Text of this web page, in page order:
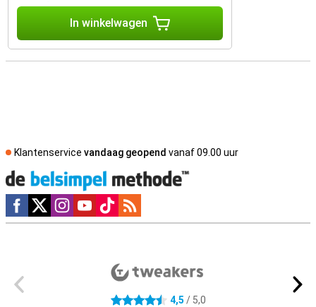
In winkelwagen
Klantenservice vandaag geopend vanaf 09.00 uur
Social media
4.5 sterren 4,5 / 5,0